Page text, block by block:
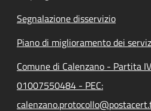
Segnalazione disservizio
Piano di miglioramento dei
Comune di Calenzano - Partita
01007550484 - PEC: